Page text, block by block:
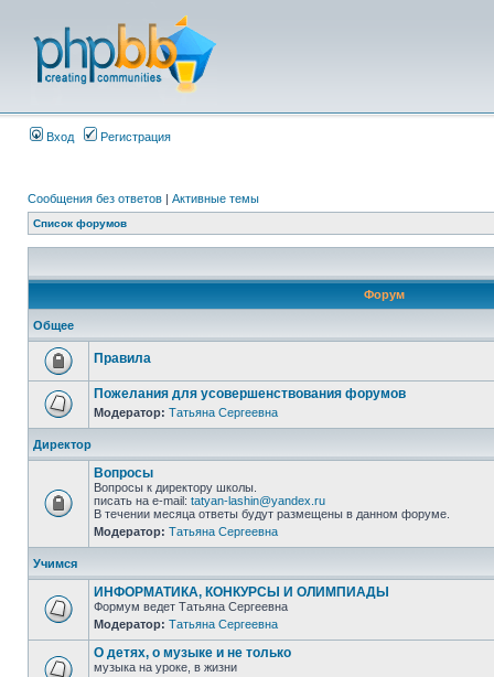
Вход Регистрация
Сообщения без ответов | Активные темы
Список форумов
Форум
Общее
Правила
Пожелания для усовершенствования форумов
Модератор: Татьяна Сергеевна
Директор
Вопросы
Вопросы к директору школы.
писать на e-mail: tatyan-lashin@yandex.ru
В течении месяца ответы будут размещены в данном форуме.
Модератор: Татьяна Сергеевна
Учимся
ИНФОРМАТИКА, КОНКУРСЫ И ОЛИМПИАДЫ
Формум ведет Татьяна Сергеевна
Модератор: Татьяна Сергеевна
О детях, о музыке и не только
музыка на уроке, в жизни